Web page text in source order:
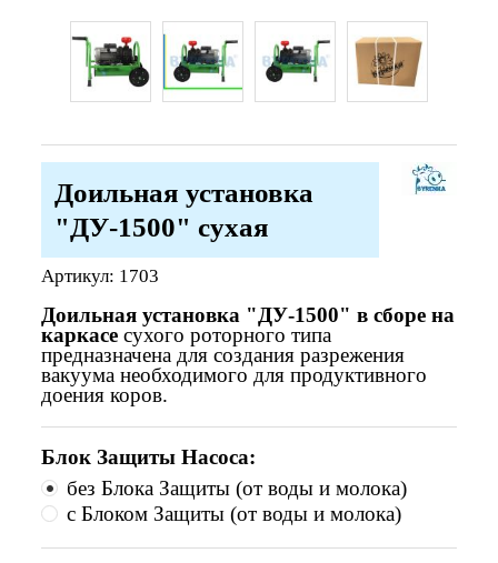
Доильная установка
"ДУ-1500" сухая
Артикул: 1703
Доильная установка "ДУ-1500" в сборе на
каркасе сухого роторного типа
предназначена для создания разрежения
вакуума необходимого для продуктивного
доения коров.
Блок Защиты Насоса:
без Блока Защиты (от воды и молока)
с Блоком Защиты (от воды и молока)